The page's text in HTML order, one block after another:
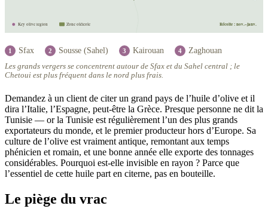
Key olive region Zone oléicole Récolte : nov.–janv.
1 Sfax 2 Sousse (Sahel) 3 Kairouan 4 Zaghouan
Les grands vergers se concentrent autour de Sfax et du Sahel central ; le
Chetoui est plus fréquent dans le nord plus frais.
Demandez à un client de citer un grand pays de l’huile d’olive et il
dira l’Italie, l’Espagne, peut-être la Grèce. Presque personne ne dit la
Tunisie — or la Tunisie est régulièrement l’un des plus grands
exportateurs du monde, et le premier producteur hors d’Europe. Sa
culture de l’olive est vraiment antique, remontant aux temps
phénicien et romain, et une bonne année elle exporte des tonnages
considérables. Pourquoi est-elle invisible en rayon ? Parce que
l’essentiel de cette huile part en citerne, pas en bouteille.
Le piège du vrac